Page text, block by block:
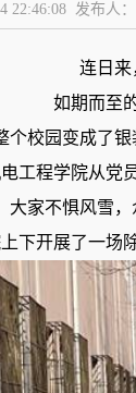
22:46:08 发布人
连日来
如期而至
个校园变成了银
工程学院从党
大家不惧风雪，
下开展了一场